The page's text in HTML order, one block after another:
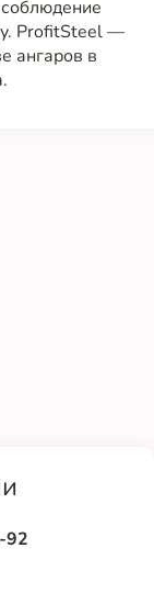
ProfitSteel —
ангаров в
92